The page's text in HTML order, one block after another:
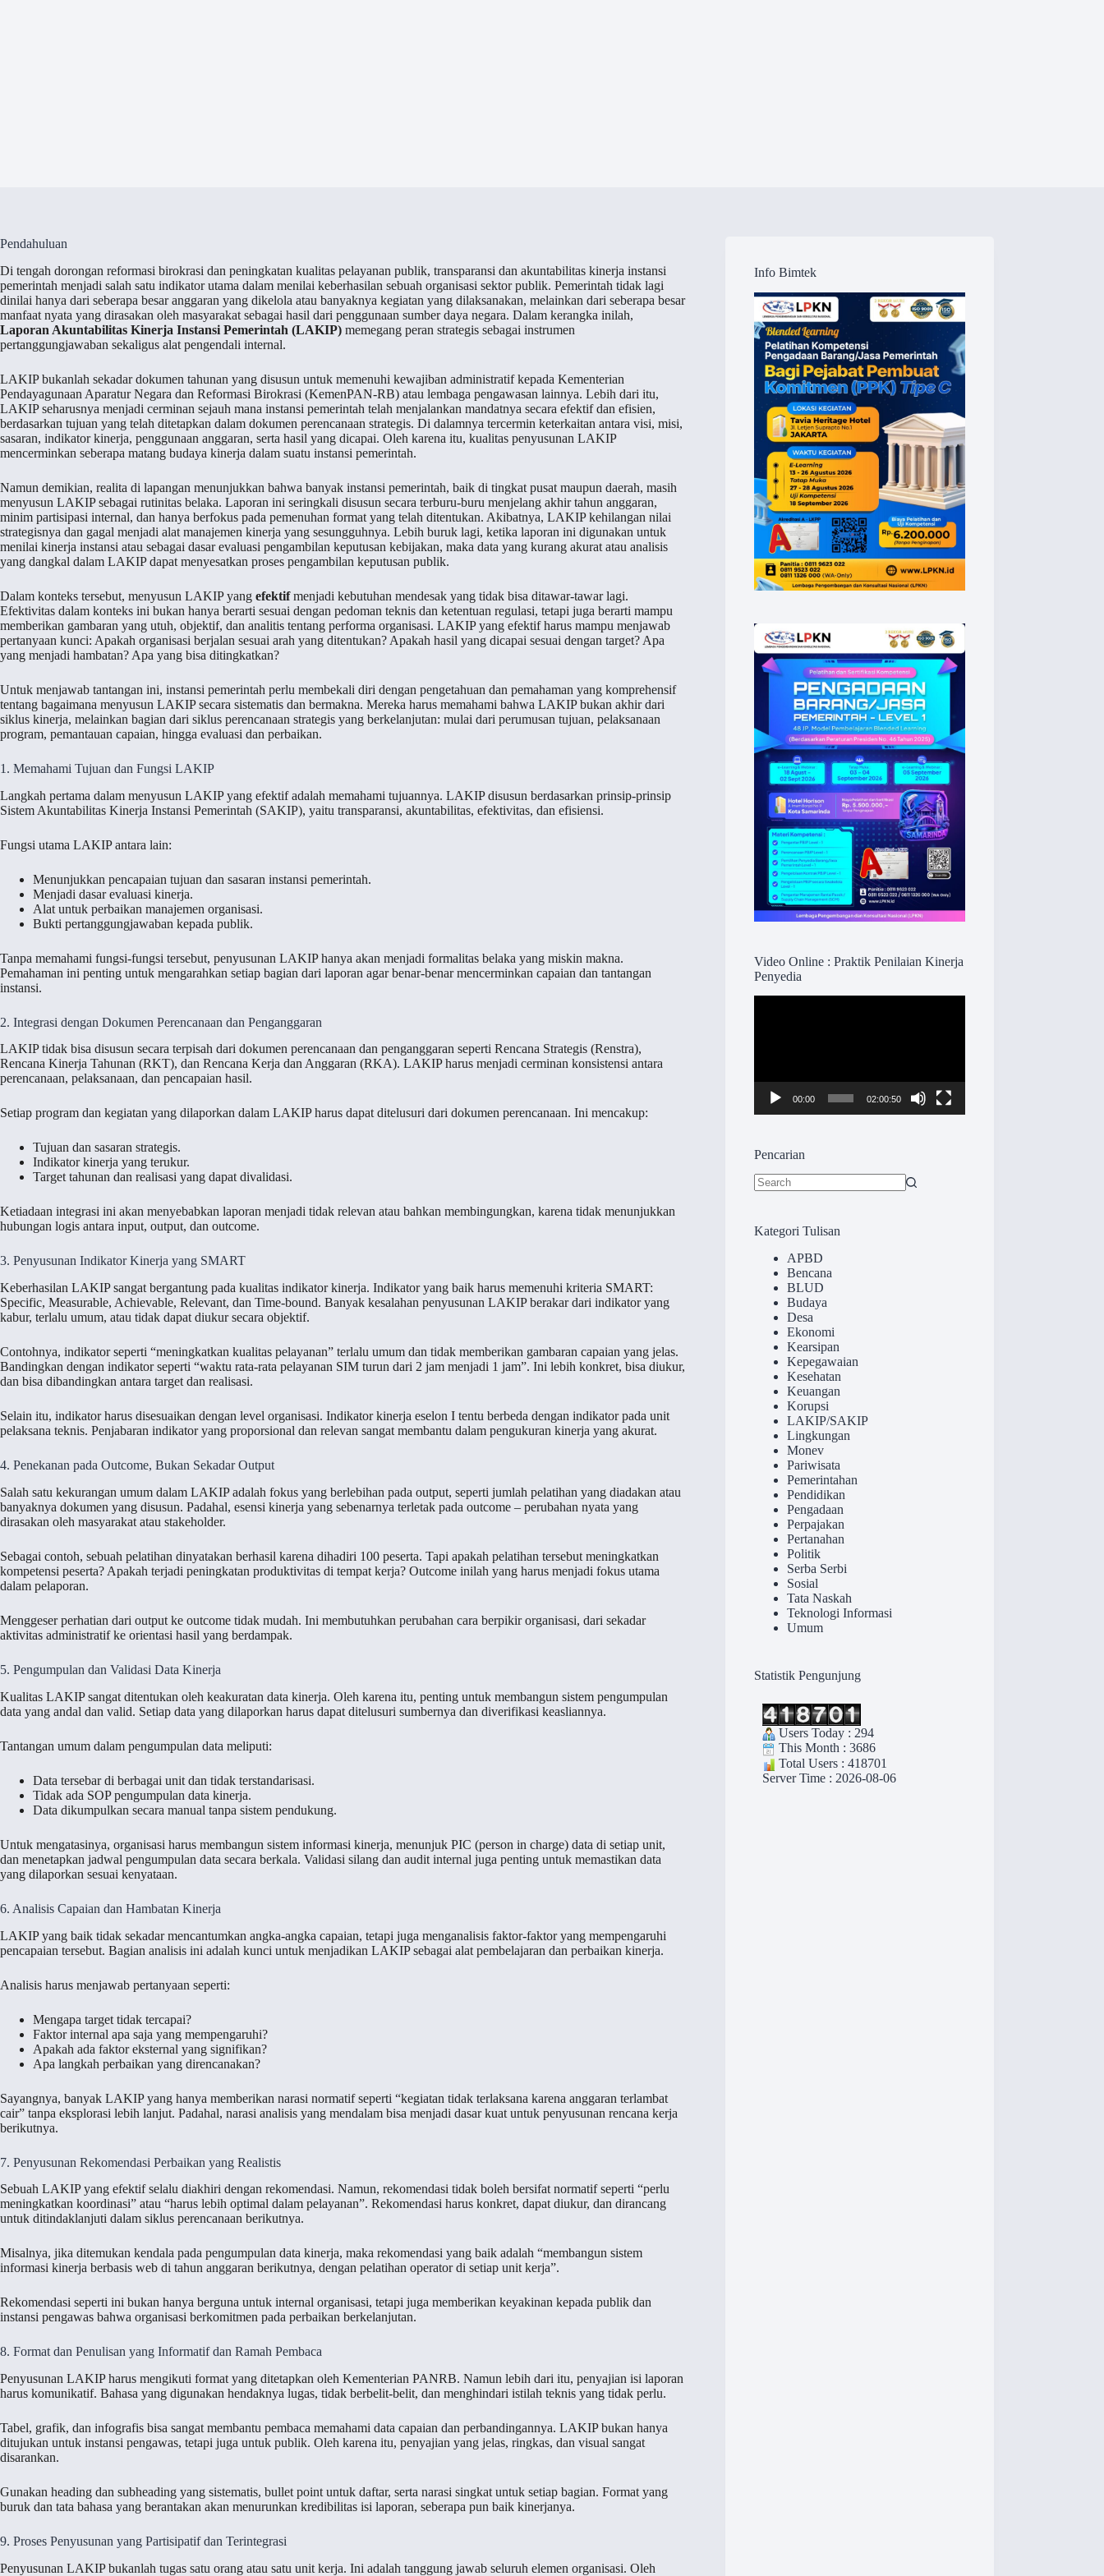
Pendahuluan
Di tengah dorongan reformasi birokrasi dan peningkatan kualitas pelayanan publik, transparansi dan akuntabilitas kinerja instansi
pemerintah menjadi salah satu indikator utama dalam menilai keberhasilan sebuah organisasi sektor publik. Pemerintah tidak lagi
dinilai hanya dari seberapa besar anggaran yang dikelola atau banyaknya kegiatan yang dilaksanakan, melainkan dari seberapa besar
manfaat nyata yang dirasakan oleh masyarakat sebagai hasil dari penggunaan sumber daya negara. Dalam kerangka inilah,
Laporan Akuntabilitas Kinerja Instansi Pemerintah (LAKIP) memegang peran strategis sebagai instrumen
pertanggungjawaban sekaligus alat pengendali internal.
LAKIP bukanlah sekadar dokumen tahunan yang disusun untuk memenuhi kewajiban administratif kepada Kementerian
Pendayagunaan Aparatur Negara dan Reformasi Birokrasi (KemenPAN-RB) atau lembaga pengawasan lainnya. Lebih dari itu,
LAKIP seharusnya menjadi cerminan sejauh mana instansi pemerintah telah menjalankan mandatnya secara efektif dan efisien,
berdasarkan tujuan yang telah ditetapkan dalam dokumen perencanaan strategis. Di dalamnya tercermin keterkaitan antara visi, misi,
sasaran, indikator kinerja, penggunaan anggaran, serta hasil yang dicapai. Oleh karena itu, kualitas penyusunan LAKIP
mencerminkan seberapa matang budaya kinerja dalam suatu instansi pemerintah.
Namun demikian, realita di lapangan menunjukkan bahwa banyak instansi pemerintah, baik di tingkat pusat maupun daerah, masih
menyusun LAKIP sebagai rutinitas belaka. Laporan ini seringkali disusun secara terburu-buru menjelang akhir tahun anggaran,
minim partisipasi internal, dan hanya berfokus pada pemenuhan format yang telah ditentukan. Akibatnya, LAKIP kehilangan nilai
strategisnya dan gagal menjadi alat manajemen kinerja yang sesungguhnya. Lebih buruk lagi, ketika laporan ini digunakan untuk
menilai kinerja instansi atau sebagai dasar evaluasi pengambilan keputusan kebijakan, maka data yang kurang akurat atau analisis
yang dangkal dalam LAKIP dapat menyesatkan proses pengambilan keputusan publik.
Dalam konteks tersebut, menyusun LAKIP yang efektifmenjadi kebutuhan mendesak yang tidak bisa ditawar-tawar lagi.
Efektivitas dalam konteks ini bukan hanya berarti sesuai dengan pedoman teknis dan ketentuan regulasi, tetapi juga berarti mampu
memberikan gambaran yang utuh, objektif, dan analitis tentang performa organisasi. LAKIP yang efektif harus mampu menjawab
pertanyaan kunci: Apakah organisasi berjalan sesuai arah yang ditentukan? Apakah hasil yang dicapai sesuai dengan target? Apa
yang menjadi hambatan? Apa yang bisa ditingkatkan?
Untuk menjawab tantangan ini, instansi pemerintah perlu membekali diri dengan pengetahuan dan pemahaman yang komprehensif
tentang bagaimana menyusun LAKIP secara sistematis dan bermakna. Mereka harus memahami bahwa LAKIP bukan akhir dari
siklus kinerja, melainkan bagian dari siklus perencanaan strategis yang berkelanjutan: mulai dari perumusan tujuan, pelaksanaan
program, pemantauan capaian, hingga evaluasi dan perbaikan.
1. Memahami Tujuan dan Fungsi LAKIP
Langkah pertama dalam menyusun LAKIP yang efektif adalah memahami tujuannya. LAKIP disusun berdasarkan prinsip-prinsip
Sistem Akuntabilitas Kinerja Instansi Pemerintah (SAKIP), yaitu transparansi, akuntabilitas, efektivitas, dan efisiensi.
Fungsi utama LAKIP antara lain:
Menunjukkan pencapaian tujuan dan sasaran instansi pemerintah.
Menjadi dasar evaluasi kinerja.
Alat untuk perbaikan manajemen organisasi.
Bukti pertanggungjawaban kepada publik.
Tanpa memahami fungsi-fungsi tersebut, penyusunan LAKIP hanya akan menjadi formalitas belaka yang miskin makna.
Pemahaman ini penting untuk mengarahkan setiap bagian dari laporan agar benar-benar mencerminkan capaian dan tantangan
instansi.
2. Integrasi dengan Dokumen Perencanaan dan Penganggaran
LAKIP tidak bisa disusun secara terpisah dari dokumen perencanaan dan penganggaran seperti Rencana Strategis (Renstra),
Rencana Kinerja Tahunan (RKT), dan Rencana Kerja dan Anggaran (RKA). LAKIP harus menjadi cerminan konsistensi antara
perencanaan, pelaksanaan, dan pencapaian hasil.
Setiap program dan kegiatan yang dilaporkan dalam LAKIP harus dapat ditelusuri dari dokumen perencanaan. Ini mencakup:
Tujuan dan sasaran strategis.
Indikator kinerja yang terukur.
Target tahunan dan realisasi yang dapat divalidasi.
Ketiadaan integrasi ini akan menyebabkan laporan menjadi tidak relevan atau bahkan membingungkan, karena tidak menunjukkan
hubungan logis antara input, output, dan outcome.
3. Penyusunan Indikator Kinerja yang SMART
Keberhasilan LAKIP sangat bergantung pada kualitas indikator kinerja. Indikator yang baik harus memenuhi kriteria SMART:
Specific, Measurable, Achievable, Relevant, dan Time-bound. Banyak kesalahan penyusunan LAKIP berakar dari indikator yang
kabur, terlalu umum, atau tidak dapat diukur secara objektif.
Contohnya, indikator seperti “meningkatkan kualitas pelayanan” terlalu umum dan tidak memberikan gambaran capaian yang jelas.
Bandingkan dengan indikator seperti “waktu rata-rata pelayanan SIM turun dari 2 jam menjadi 1 jam”. Ini lebih konkret, bisa diukur,
dan bisa dibandingkan antara target dan realisasi.
Selain itu, indikator harus disesuaikan dengan level organisasi. Indikator kinerja eselon I tentu berbeda dengan indikator pada unit
pelaksana teknis. Penjabaran indikator yang proporsional dan relevan sangat membantu dalam pengukuran kinerja yang akurat.
4. Penekanan pada Outcome, Bukan Sekadar Output
Salah satu kekurangan umum dalam LAKIP adalah fokus yang berlebihan pada output, seperti jumlah pelatihan yang diadakan atau
banyaknya dokumen yang disusun. Padahal, esensi kinerja yang sebenarnya terletak pada outcome – perubahan nyata yang
dirasakan oleh masyarakat atau stakeholder.
Sebagai contoh, sebuah pelatihan dinyatakan berhasil karena dihadiri 100 peserta. Tapi apakah pelatihan tersebut meningkatkan
kompetensi peserta? Apakah terjadi peningkatan produktivitas di tempat kerja? Outcome inilah yang harus menjadi fokus utama
dalam pelaporan.
Menggeser perhatian dari output ke outcome tidak mudah. Ini membutuhkan perubahan cara berpikir organisasi, dari sekadar
aktivitas administratif ke orientasi hasil yang berdampak.
5. Pengumpulan dan Validasi Data Kinerja
Kualitas LAKIP sangat ditentukan oleh keakuratan data kinerja. Oleh karena itu, penting untuk membangun sistem pengumpulan
data yang andal dan valid. Setiap data yang dilaporkan harus dapat ditelusuri sumbernya dan diverifikasi keasliannya.
Tantangan umum dalam pengumpulan data meliputi:
Data tersebar di berbagai unit dan tidak terstandarisasi.
Tidak ada SOP pengumpulan data kinerja.
Data dikumpulkan secara manual tanpa sistem pendukung.
Untuk mengatasinya, organisasi harus membangun sistem informasi kinerja, menunjuk PIC (person in charge) data di setiap unit,
dan menetapkan jadwal pengumpulan data secara berkala. Validasi silang dan audit internal juga penting untuk memastikan data
yang dilaporkan sesuai kenyataan.
6. Analisis Capaian dan Hambatan Kinerja
LAKIP yang baik tidak sekadar mencantumkan angka-angka capaian, tetapi juga menganalisis faktor-faktor yang mempengaruhi
pencapaian tersebut. Bagian analisis ini adalah kunci untuk menjadikan LAKIP sebagai alat pembelajaran dan perbaikan kinerja.
Analisis harus menjawab pertanyaan seperti:
Mengapa target tidak tercapai?
Faktor internal apa saja yang mempengaruhi?
Apakah ada faktor eksternal yang signifikan?
Apa langkah perbaikan yang direncanakan?
Sayangnya, banyak LAKIP yang hanya memberikan narasi normatif seperti “kegiatan tidak terlaksana karena anggaran terlambat
cair” tanpa eksplorasi lebih lanjut. Padahal, narasi analisis yang mendalam bisa menjadi dasar kuat untuk penyusunan rencana kerja
berikutnya.
7. Penyusunan Rekomendasi Perbaikan yang Realistis
Sebuah LAKIP yang efektif selalu diakhiri dengan rekomendasi. Namun, rekomendasi tidak boleh bersifat normatif seperti “perlu
meningkatkan koordinasi” atau “harus lebih optimal dalam pelayanan”. Rekomendasi harus konkret, dapat diukur, dan dirancang
untuk ditindaklanjuti dalam siklus perencanaan berikutnya.
Misalnya, jika ditemukan kendala pada pengumpulan data kinerja, maka rekomendasi yang baik adalah “membangun sistem
informasi kinerja berbasis web di tahun anggaran berikutnya, dengan pelatihan operator di setiap unit kerja”.
Rekomendasi seperti ini bukan hanya berguna untuk internal organisasi, tetapi juga memberikan keyakinan kepada publik dan
instansi pengawas bahwa organisasi berkomitmen pada perbaikan berkelanjutan.
8. Format dan Penulisan yang Informatif dan Ramah Pembaca
Penyusunan LAKIP harus mengikuti format yang ditetapkan oleh Kementerian PANRB. Namun lebih dari itu, penyajian isi laporan
harus komunikatif. Bahasa yang digunakan hendaknya lugas, tidak berbelit-belit, dan menghindari istilah teknis yang tidak perlu.
Tabel, grafik, dan infografis bisa sangat membantu pembaca memahami data capaian dan perbandingannya. LAKIP bukan hanya
ditujukan untuk instansi pengawas, tetapi juga untuk publik. Oleh karena itu, penyajian yang jelas, ringkas, dan visual sangat
disarankan.
Gunakan heading dan subheading yang sistematis, bullet point untuk daftar, serta narasi singkat untuk setiap bagian. Format yang
buruk dan tata bahasa yang berantakan akan menurunkan kredibilitas isi laporan, seberapa pun baik kinerjanya.
9. Proses Penyusunan yang Partisipatif dan Terintegrasi
Penyusunan LAKIP bukanlah tugas satu orang atau satu unit kerja. Ini adalah tanggung jawab seluruh elemen organisasi. Oleh
Info Bimtek
Video Online : Praktik Penilaian Kinerja
Penyedia
00:00 02:00:50
Pencarian
Kategori Tulisan
APBD
Bencana
BLUD
Budaya
Desa
Ekonomi
Kearsipan
Kepegawaian
Kesehatan
Keuangan
Korupsi
LAKIP/SAKIP
Lingkungan
Monev
Pariwisata
Pemerintahan
Pendidikan
Pengadaan
Perpajakan
Pertanahan
Politik
Serba Serbi
Sosial
Tata Naskah
Teknologi Informasi
Umum
Statistik Pengunjung
Users Today : 294
This Month : 3686
Total Users : 418701
Server Time : 2026-08-06